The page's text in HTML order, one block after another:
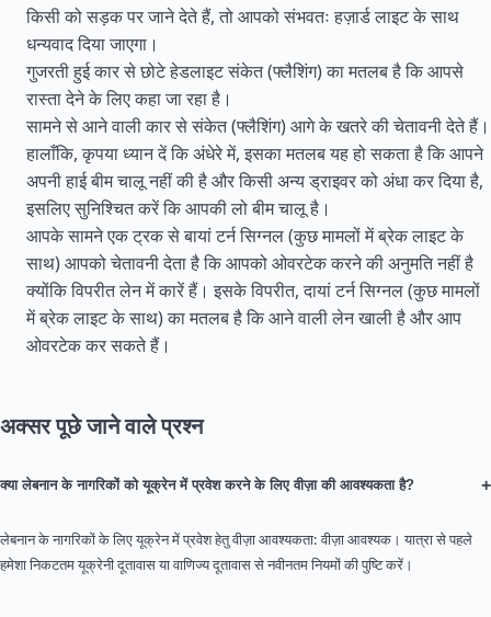
किसी को सड़क पर जाने देते हैं, तो आपको संभवतः हज़ार्ड लाइट के साथ
धन्यवाद दिया जाएगा।
गुजरती हुई कार से छोटे हेडलाइट संकेत (फ्लैशिंग) का मतलब है कि आपसे
रास्ता देने के लिए कहा जा रहा है।
सामने से आने वाली कार से संकेत (फ्लैशिंग) आगे के खतरे की चेतावनी देते हैं।
हालाँकि, कृपया ध्यान दें कि अंधेरे में, इसका मतलब यह हो सकता है कि आपने
अपनी हाई बीम चालू नहीं की है और किसी अन्य ड्राइवर को अंधा कर दिया है,
इसलिए सुनिश्चित करें कि आपकी लो बीम चालू है।
आपके सामने एक ट्रक से बायां टर्न सिग्नल (कुछ मामलों में ब्रेक लाइट के
साथ) आपको चेतावनी देता है कि आपको ओवरटेक करने की अनुमति नहीं है
क्योंकि विपरीत लेन में कारें हैं। इसके विपरीत, दायां टर्न सिग्नल (कुछ मामलों
में ब्रेक लाइट के साथ) का मतलब है कि आने वाली लेन खाली है और आप
ओवरटेक कर सकते हैं।
अक्सर पूछे जाने वाले प्रश्न
क्या लेबनान के नागरिकों को यूक्रेन में प्रवेश करने के लिए वीज़ा की आवश्यकता है? +
लेबनान के नागरिकों के लिए यूक्रेन में प्रवेश हेतु वीज़ा आवश्यकता: वीज़ा आवश्यक। यात्रा से पहले
हमेशा निकटतम यूक्रेनी दूतावास या वाणिज्य दूतावास से नवीनतम नियमों की पुष्टि करें।